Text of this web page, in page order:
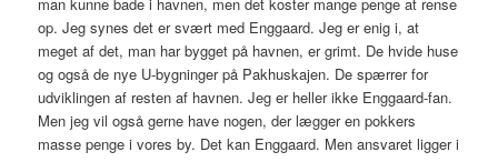
op. Jeg synes det er svært med Enggaard. Jeg er enig i, at
meget af det, man har bygget på havnen, er grimt. De hvide huse
og også de nye U-bygninger på Pakhuskajen. De spærrer for
udviklingen af resten af havnen. Jeg er heller ikke Enggaard-fan.
Men jeg vil også gerne have nogen, der lægger en pokkers
masse penge i vores by. Det kan Enggaard. Men ansvaret ligger i